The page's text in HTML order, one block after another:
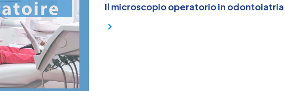
Il microscopio operatorio in odontoiatria